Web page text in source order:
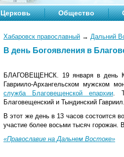
Церковь Общество
Хабаровск православный → Дальний
В день Богоявления в
БЛАГОВЕЩЕНСК. 19 января в день
Гавриило-Архангельском мужском
служба Благовещенской епархии.
Благовещенский и Тындинский
В этот же день в 13 часов состоится
участие более восьми тысяч горожан.
«Православие на Дальнем Востоке»